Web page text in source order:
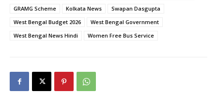
GRAMG Scheme
Kolkata News
Swapan Dasgupta
West Bengal Budget 2026
West Bengal Government
West Bengal News Hindi
Women Free Bus Service